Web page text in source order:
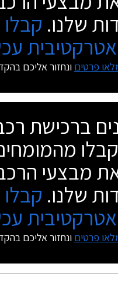
שלנו.
פרטים ונחזור אליכם
ברכישת
קבלו
מבצעי
שלנו.
פרטים ונחזור אליכם